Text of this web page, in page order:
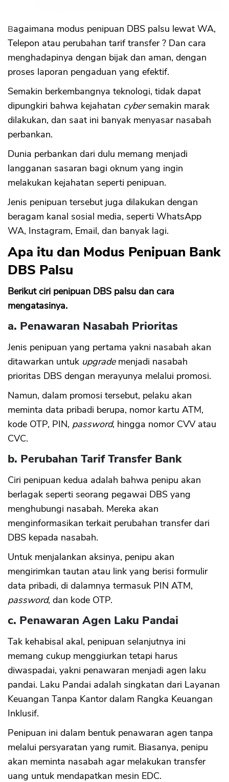
Bagaimana modus penipuan DBS palsu lewat WA,
Telepon atau perubahan tarif transfer ? Dan cara
menghadapinya dengan bijak dan aman, dengan
proses laporan pengaduan yang efektif.
Semakin berkembangnya teknologi, tidak dapat
dipungkiri bahwa kejahatan cybersemakin marak
dilakukan, dan saat ini banyak menyasar nasabah
perbankan.
Dunia perbankan dari dulu memang menjadi
langganan sasaran bagi oknum yang ingin
melakukan kejahatan seperti penipuan.
Jenis penipuan tersebut juga dilakukan dengan
beragam kanal sosial media, seperti WhatsApp
WA, Instagram, Email, dan banyak lagi.
Apa itu dan Modus Penipuan Bank
DBS Palsu
Berikut ciri penipuan DBS palsu dan cara
mengatasinya.
a. Penawaran Nasabah Prioritas
Jenis penipuan yang pertama yakni nasabah akan
ditawarkan untuk upgrademenjadi nasabah
prioritas DBS dengan merayunya melalui promosi.
Namun, dalam promosi tersebut, pelaku akan
meminta data pribadi berupa, nomor kartu ATM,
kode OTP, PIN, password, hingga nomor CVV atau
CVC.
b. Perubahan Tarif Transfer Bank
Ciri penipuan kedua adalah bahwa penipu akan
berlagak seperti seorang pegawai DBS yang
menghubungi nasabah. Mereka akan
menginformasikan terkait perubahan transfer dari
DBS kepada nasabah.
Untuk menjalankan aksinya, penipu akan
mengirimkan tautan atau link yang berisi formulir
data pribadi, di dalamnya termasuk PIN ATM,
password, dan kode OTP.
c. Penawaran Agen Laku Pandai
Tak kehabisal akal, penipuan selanjutnya ini
memang cukup menggiurkan tetapi harus
diwaspadai, yakni penawaran menjadi agen laku
pandai. Laku Pandai adalah singkatan dari Layanan
Keuangan Tanpa Kantor dalam Rangka Keuangan
Inklusif.
Penipuan ini dalam bentuk penawaran agen tanpa
melalui persyaratan yang rumit. Biasanya, penipu
akan meminta nasabah agar melakukan transfer
uang untuk mendapatkan mesin EDC.